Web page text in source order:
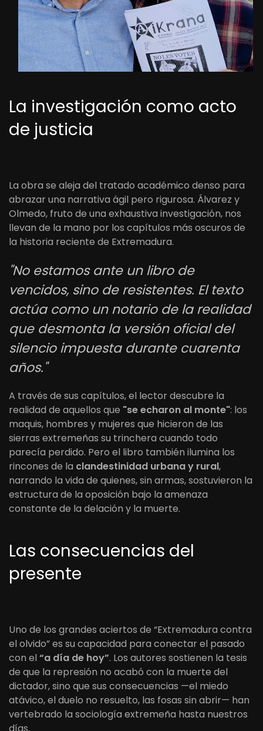
La investigación como acto
de justicia
La obra se aleja del tratado académico denso para
abrazar una narrativa ágil pero rigurosa. Álvarez y
Olmedo, fruto de una exhaustiva investigación, nos
llevan de la mano por los capítulos más oscuros de
la historia reciente de Extremadura.
"No estamos ante un libro de
vencidos, sino de resistentes. El texto
actúa como un notario de la realidad
que desmonta la versión oficial del
silencio impuesta durante cuarenta
años."
A través de sus capítulos, el lector descubre la
realidad de aquellos que "se echaron al monte": los
maquis, hombres y mujeres que hicieron de las
sierras extremeñas su trinchera cuando todo
parecía perdido. Pero el libro también ilumina los
rincones de la clandestinidad urbana y rural,
narrando la vida de quienes, sin armas, sostuvieron la
estructura de la oposición bajo la amenaza
constante de la delación y la muerte.
Las consecuencias del
presente
Uno de los grandes aciertos de “Extremadura contra
el olvido” es su capacidad para conectar el pasado
con el“a día de hoy”. Los autores sostienen la tesis
de que la represión no acabó con la muerte del
dictador, sino que sus consecuencias —el miedo
atávico, el duelo no resuelto, las fosas sin abrir— han
vertebrado la sociología extremeña hasta nuestros
días.